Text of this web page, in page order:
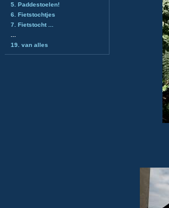
5. Paddestoelen!
6. Fietstochtjes
7. Fietstocht ...
19. van alles